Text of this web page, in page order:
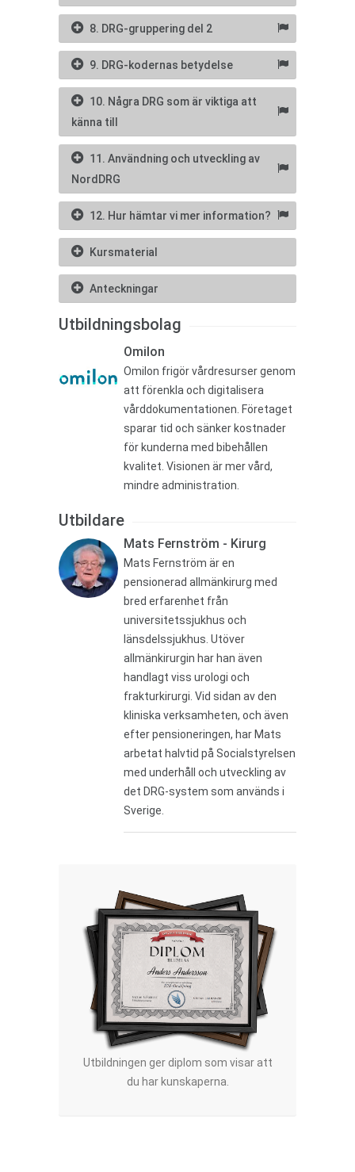
8. DRG-gruppering del 2
9. DRG-kodernas betydelse
10. Några DRG som är viktiga att
känna till
11. Användning och utveckling av
NordDRG
12. Hur hämtar vi mer information?
Kursmaterial
Anteckningar
Utbildningsbolag
Omilon
Omilon frigör vårdresurser genom
att förenkla och digitalisera
vårddokumentationen. Företaget
sparar tid och sänker kostnader
för kunderna med bibehållen
kvalitet. Visionen är mer vård,
mindre administration.
Utbildare
Mats Fernström - Kirurg
Mats Fernström är en
pensionerad allmänkirurg med
bred erfarenhet från
universitetssjukhus och
länsdelssjukhus. Utöver
allmänkirurgin har han även
handlagt viss urologi och
frakturkirurgi. Vid sidan av den
kliniska verksamheten, och även
efter pensioneringen, har Mats
arbetat halvtid på Socialstyrelsen
med underhåll och utveckling av
det DRG-system som används i
Sverige.
Utbildningen ger diplom som visar att
du har kunskaperna.